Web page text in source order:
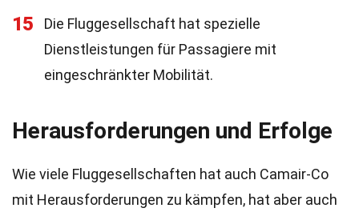
15
Die Fluggesellschaft hat spezielle
Dienstleistungen für Passagiere mit
eingeschränkter Mobilität.
Herausforderungen und Erfolge
Wie viele Fluggesellschaften hat auch Camair-Co
mit Herausforderungen zu kämpfen, hat aber auch